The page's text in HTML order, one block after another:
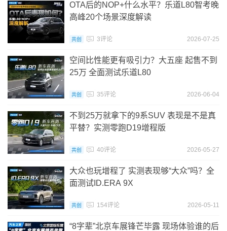
OTA后的NOP+什么水平？乐道L80智考晚
高峰20个场景深度解读
共创 3评论 2026-07-25
空间比性能更有吸引力？大五座 起售不到
25万 全面测试乐道L80
共创 35评论 2026-06-04
不到25万就拿下的9系SUV 表现是不是真
平替？实测零跑D19增程版
共创 40评论 2026-05-27
大众也玩增程了 实测表现够“大众”吗？全
面测试ID.ERA 9X
共创 154评论 2026-05-11
“8字辈”北京车展锋芒毕露 现场体验谁的后